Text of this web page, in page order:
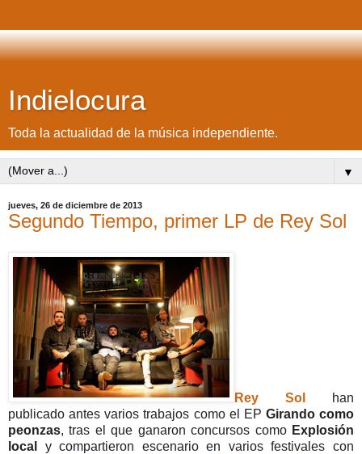
Indielocura
Toda la actualidad de la música independiente.
▼
jueves, 26 de diciembre de 2013
Segundo Tiempo, primer LP de Rey Sol
Rey Sol
han
publicado antes varios trabajos como el EP Girando como
peonzas, tras el que ganaron concursos como Explosión
local
y compartieron escenario en varios festivales con